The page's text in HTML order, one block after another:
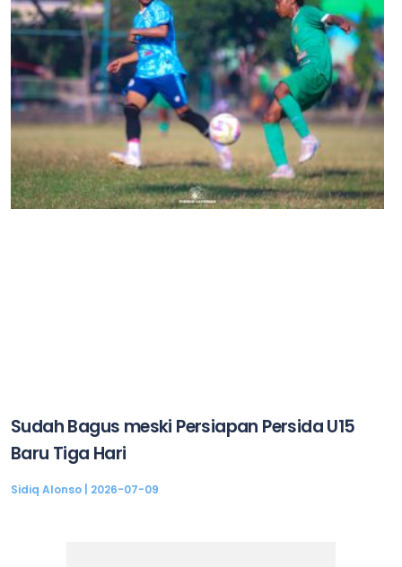
Sudah Bagus meski Persiapan Persida U15
Baru Tiga Hari
Sidiq Alonso 2026-07-09